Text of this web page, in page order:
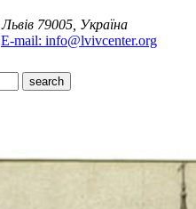
Львів 79005, Україна
E-mail: info@lvivcenter.org
search